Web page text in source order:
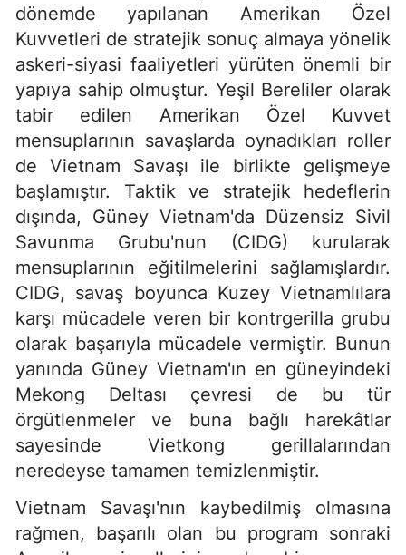
dönemde yapılanan Amerikan Özel
Kuvvetleri de stratejik sonuç almaya yönelik
askeri-siyasi faaliyetleri yürüten önemli bir
yapıya sahip olmuştur. Yeşil Bereliler olarak
tabir edilen Amerikan Özel Kuvvet
mensuplarının savaşlarda oynadıkları roller
de Vietnam Savaşı ile birlikte gelişmeye
başlamıştır. Taktik ve stratejik hedeflerin
dışında, Güney Vietnam'da Düzensiz Sivil
Savunma Grubu'nun (CIDG) kurularak
mensuplarının eğitilmelerini sağlamışlardır.
CIDG, savaş boyunca Kuzey Vietnamlılara
karşı mücadele veren bir kontrgerilla grubu
olarak başarıyla mücadele vermiştir. Bunun
yanında Güney Vietnam'ın en güneyindeki
Mekong Deltası çevresi de bu tür
örgütlenmeler ve buna bağlı harekâtlar
sayesinde Vietkong gerillalarından
neredeyse tamamen temizlenmiştir.
Vietnam Savaşı'nın kaybedilmiş olmasına
rağmen, başarılı olan bu program sonraki